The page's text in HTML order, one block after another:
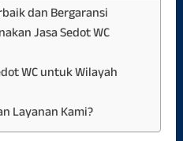
dan Bergaransi
Jasa Sedot WC
WC untuk Wilayah
Layanan Kami?